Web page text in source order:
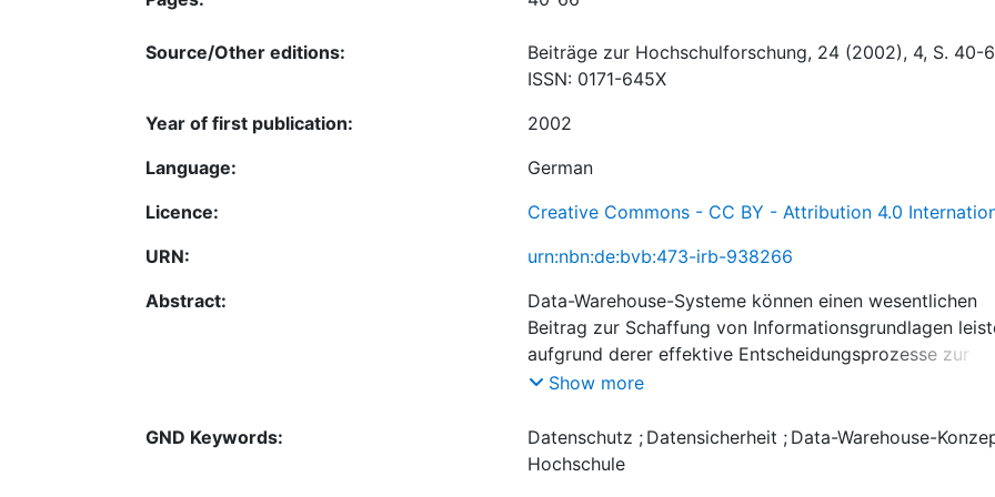
Source/Other editions:
Beiträge zur Hochschulforschung, 24 (2002), 4, S. 40-
ISSN: 0171-645X
Year of first publication:
2002
Language:
German
Licence:
Creative Commons - CC BY - Attribution 4.0
URN:
urn:nbn:de:bvb:473-irb-938266
Abstract:
Data-Warehouse-Systeme können einen wesentlichen
Beitrag zur Schaffung von Informationsgrundlagen
aufgrund derer effektive Entscheidungsprozesse zur
Bewältigung der Herausforderungen von Hochschulen
Warehouse-Systemen ist der Datenschutzproblematik
grundsätzlich hohe Aufmerksamkeit zu widmen, da die
Show more
GND Keywords: Datenschutz ; Datensicherheit ; Data-Warehouse-
Hochschule